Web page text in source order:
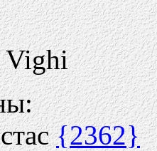
Vighi
{2362}